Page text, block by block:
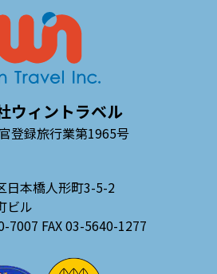
ウィントラベル
登録旅行業第1965号
日本橋人形町3-5-2
ビル
7007 FAX 03-5640-1277